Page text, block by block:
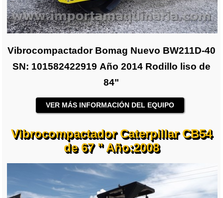
Vibrocompactador Bomag Nuevo BW211D-40
SN: 101582422919 Año 2014 Rodillo liso de
84"
VER MÁS INFORMACIÓN DEL EQUIPO
Vibrocompactador Caterpillar CB54
de 67 " Año:2008